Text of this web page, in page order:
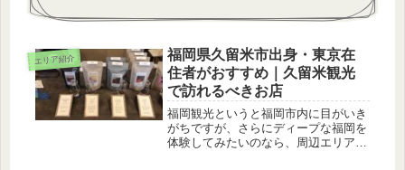
エリア紹介
福岡県久留米市出身・東京在
住者がおすすめ｜久留米観光
で訪れるべきお店
福岡観光というと福岡市内に目がいき
がちですが、さらにディープな福岡を
体験してみたいのなら、周辺エリアに